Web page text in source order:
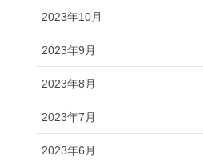
2023年10月
2023年9月
2023年8月
2023年7月
2023年6月